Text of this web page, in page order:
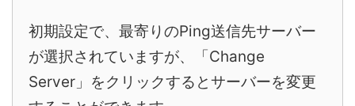
初期設定で、最寄りのPing送信先サーバー
が選択されていますが、「Change
Server」をクリックするとサーバーを変更